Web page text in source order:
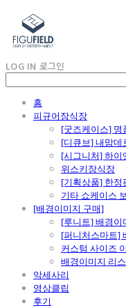
LOG IN 로그인
홈
피규어장식장
[굿즈케이스] 명
[디큐브] 내맘데
[시그니처] 하이
위스키장식장
[기획상품] 한
기타 쇼케이스
[배경이미지 구매]
[루니트] 배경이
[퍼니처스마트]
커스텀 사이즈
배경이미지 리
악세사리
영상클립
후기